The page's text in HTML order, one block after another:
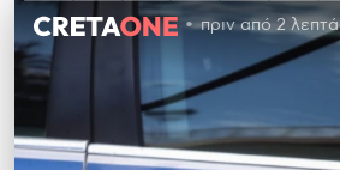
πριν από 2 λεπτά